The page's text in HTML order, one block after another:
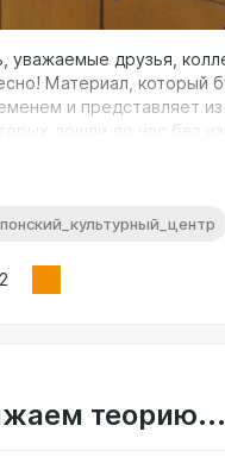
уважаемые друзья,
Материал, который
и представляет
дошли до нас без
2
теорию...